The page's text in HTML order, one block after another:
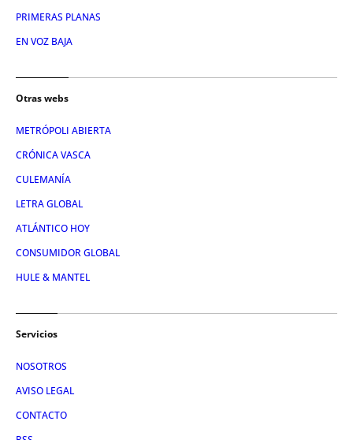
PRIMERAS PLANAS
EN VOZ BAJA
Otras webs
METRÓPOLI ABIERTA
CRÓNICA VASCA
CULEMANÍA
LETRA GLOBAL
ATLÁNTICO HOY
CONSUMIDOR GLOBAL
HULE & MANTEL
Servicios
NOSOTROS
AVISO LEGAL
CONTACTO